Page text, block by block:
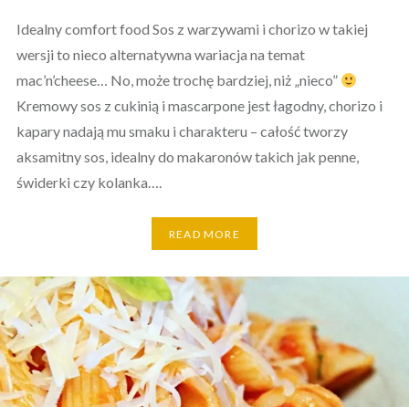
Idealny comfort food Sos z warzywami i chorizo w takiej
wersji to nieco alternatywna wariacja na temat
mac’n’cheese… No, może trochę bardziej, niż „nieco”
Kremowy sos z cukinią i mascarpone jest łagodny, chorizo i
kapary nadają mu smaku i charakteru – całość tworzy
aksamitny sos, idealny do makaronów takich jak penne,
świderki czy kolanka….
READ MORE